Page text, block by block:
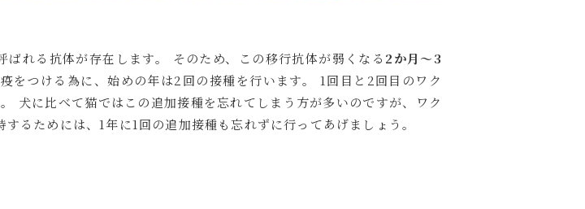
れる抗体が存在します。 そのため、この移行抗体が弱くなる 2か月～3
をつける為に、始めの年は2回の接種を行います。 1回目と2回目のワク
。 犬に比べて猫ではこの追加接種を忘れてしまう方が多いのですが、ワク
るためには、1年に1回の追加接種も忘れずに行ってあげましょう。